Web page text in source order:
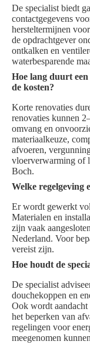
De specialist biedt
contactgegevens
hersteltermijnen
de opdrachtgever
ontkalken en
waterbesparende
Hoe lang duurt
de kosten?
Korte renovaties
renovaties kunnen
omvang en
materiaalkeuze,
afvoeren,
vloerverwarming of
Boch.
Welke regelgeving
Er wordt gewerkt
Materialen en
zijn vaak
Nederland. Voor
vereist zijn.
Hoe houdt de
De specialist
douchekoppen en
Ook wordt aandacht
het beperken van
regelingen voor
meegenomen